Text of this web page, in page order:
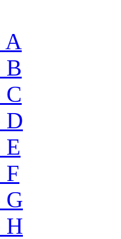
A
B
D
F
G
H